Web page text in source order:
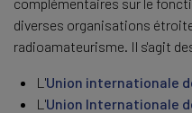
diverses organisations
radioamateurisme. Il s'agit
L'Union internationale
L'Union Internationale